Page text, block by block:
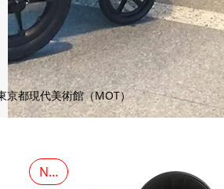
京都現代美術館（MOT）
NEW